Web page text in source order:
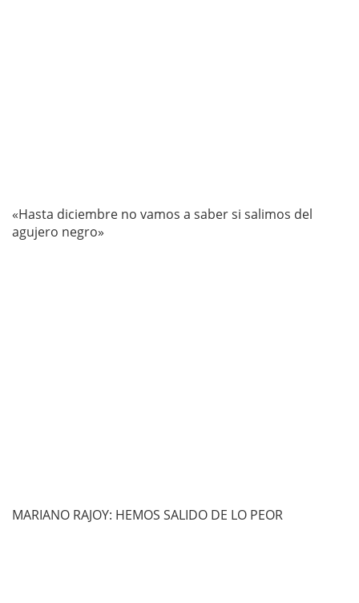
«Hasta diciembre no vamos a saber si salimos del
agujero negro»
MARIANO RAJOY: HEMOS SALIDO DE LO PEOR